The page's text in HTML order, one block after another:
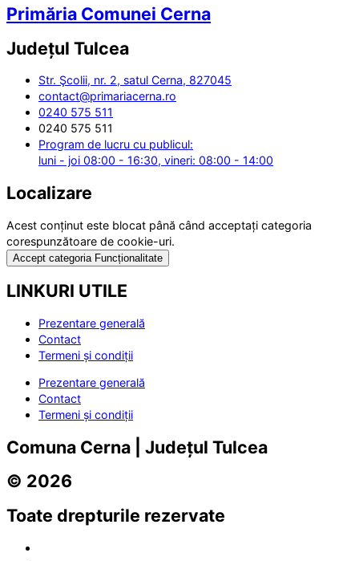
Primăria Comunei Cerna
Județul Tulcea
Str. Şcolii, nr. 2, satul Cerna, 827045
contact@primariacerna.ro
0240 575 511
0240 575 511
Program de lucru cu publicul:
luni - joi 08:00 - 16:30, vineri: 08:00 - 14:00
Localizare
Acest conținut este blocat până când acceptați categoria
corespunzătoare de cookie-uri.
Accept categoria Funcționalitate
LINKURI UTILE
Prezentare generală
Contact
Termeni și condiții
Prezentare generală
Contact
Termeni și condiții
Comuna Cerna | Județul Tulcea
© 2026
Toate drepturile rezervate